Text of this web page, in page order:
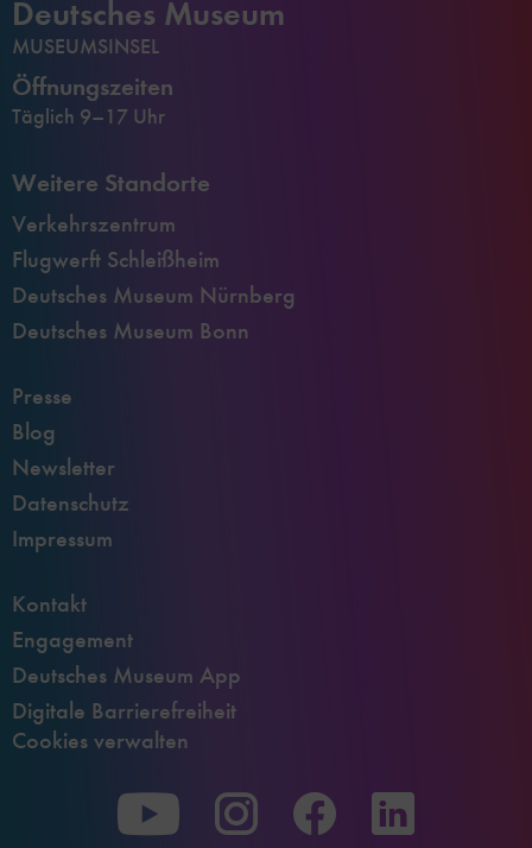
Deutsches Museum
MUSEUMSINSEL
Öffnungszeiten
Täglich 9–17 Uhr
Weitere Standorte
Verkehrszentrum
Flugwerft Schleißheim
Deutsches Museum Nürnberg
Deutsches Museum Bonn
Presse
Blog
Newsletter
Datenschutz
Impressum
Kontakt
Engagement
Deutsches Museum App
Digitale Barrierefreiheit
Cookies verwalten
Zu
unserer
Zu
unserer
Zu
unserer